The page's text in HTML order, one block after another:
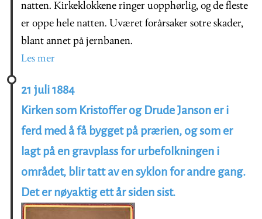
natten. Kirkeklokkene ringer uopphørlig, og de fleste
er oppe hele natten. Uværet forårsaker sotre skader,
blant annet på jernbanen.
Les mer
21 juli 1884
Kirken som Kristoffer og Drude Janson er i
ferd med å få bygget på prærien, og som er
lagt på en gravplass for urbefolkningen i
området, blir tatt av en syklon for andre gang.
Det er nøyaktig ett år siden sist.